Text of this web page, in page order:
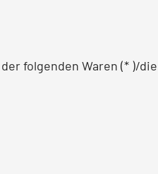
folgenden Waren (* )/